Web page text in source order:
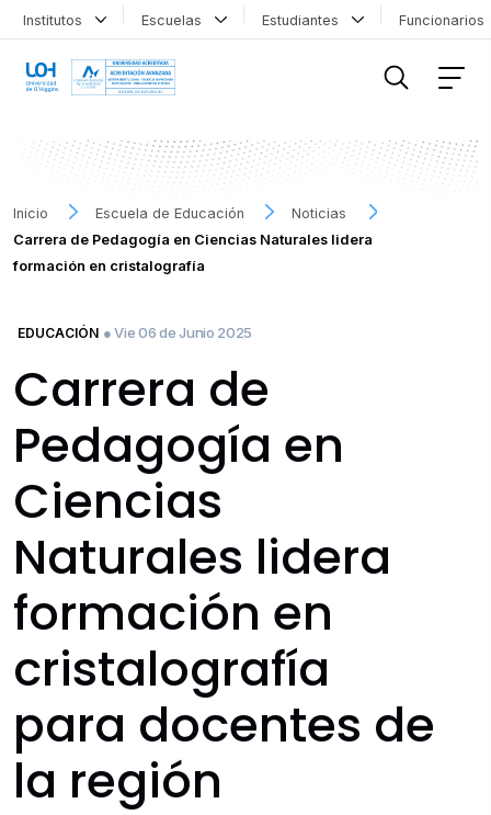
Institutos Escuelas Estudiantes
Inicio Escuela de Educación
Noticias
Carrera de Pedagogía en Ciencias Naturales lidera
formación en cristalografía
EDUCACIÓN ● Vie 06 de Junio 2025
Carrera de
Pedagogía en
Ciencias
Naturales lidera
formación en
cristalografía
para docentes de
la región